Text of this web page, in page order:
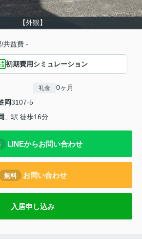
【外観】
益費 -
初期費用シミュレーション
礼金 0ヶ月
岡3107-5
」駅 徒歩16分
LINEからお問い合わせ
無料 お問い合わせ
入居申し込み